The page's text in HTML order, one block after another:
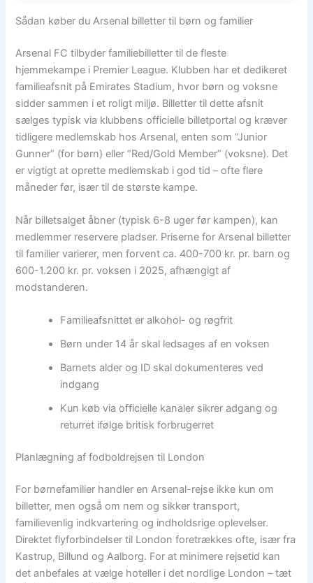
Sådan køber du Arsenal billetter til børn og familier
Arsenal FC tilbyder familiebilletter til de fleste
hjemmekampe i Premier League. Klubben har et dedikeret
familieafsnit på Emirates Stadium, hvor børn og voksne
sidder sammen i et roligt miljø. Billetter til dette afsnit
sælges typisk via klubbens officielle billetportal og kræver
tidligere medlemskab hos Arsenal, enten som “Junior
Gunner” (for børn) eller “Red/Gold Member” (voksne). Det
er vigtigt at oprette medlemskab i god tid – ofte flere
måneder før, især til de største kampe.
Når billetsalget åbner (typisk 6-8 uger før kampen), kan
medlemmer reservere pladser. Priserne for Arsenal billetter
til familier varierer, men forvent ca. 400-700 kr. pr. barn og
600-1.200 kr. pr. voksen i 2025, afhængigt af
modstanderen.
Familieafsnittet er alkohol- og røgfrit
Børn under 14 år skal ledsages af en voksen
Barnets alder og ID skal dokumenteres ved
indgang
Kun køb via officielle kanaler sikrer adgang og
returret ifølge britisk forbrugerret
Planlægning af fodboldrejsen til London
For børnefamilier handler en Arsenal-rejse ikke kun om
billetter, men også om nem og sikker transport,
familievenlig indkvartering og indholdsrige oplevelser.
Direktet flyforbindelser til London foretrækkes ofte, især fra
Kastrup, Billund og Aalborg. For at minimere rejsetid kan
det anbefales at vælge hoteller i det nordlige London – tæt